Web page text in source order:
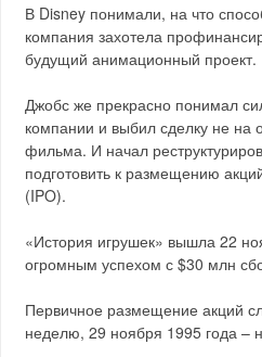
В Disney понимали, на что
компания захотела
будущий анимационный проект.
Джобс же прекрасно понимал
компании и выбил сделку не на
фильма. И начал
подготовить к размещению
(IPO).
«История игрушек» вышла 22
огромным успехом с $30 млн
Первичное размещение акций
неделю, 29 ноября 1995 года –